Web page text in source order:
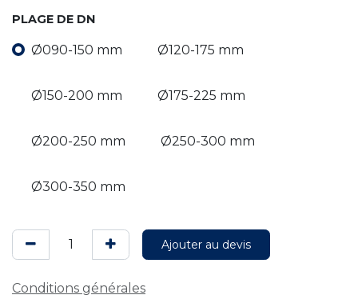
PLAGE DE DN
Ø090-150 mm Ø120-175 mm
Ø150-200 mm Ø175-225 mm
Ø200-250 mm Ø250-300 mm
Ø300-350 mm
Ajouter au devis
Conditions générales